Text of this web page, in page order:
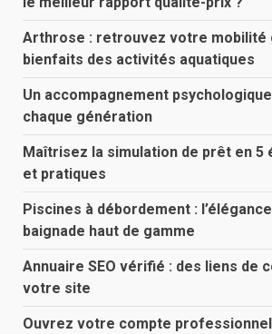
Arthrose : retrouvez votre mobilité
bienfaits des activités aquatiques
Un accompagnement
chaque génération
Maîtrisez la simulation de prêt en 5
et pratiques
Piscines à débordement :
baignade haut de gamme
Annuaire SEO vérifié : des liens de
votre site
Ouvrez votre compte